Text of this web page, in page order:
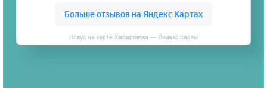
Новус на карте Хабаровска — Яндекс Карты